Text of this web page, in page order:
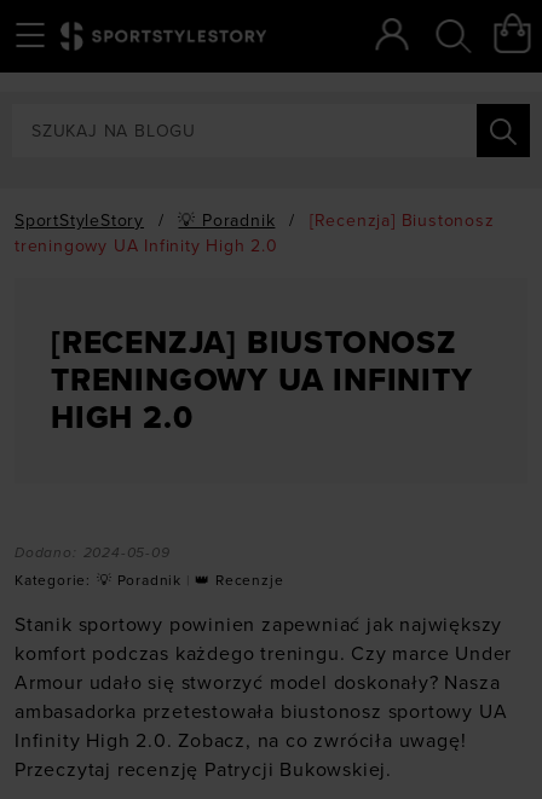
SportStyleStory / 💡 Poradnik /
[Recenzja] Biustonosz
treningowy UA Infinity High 2.0
[RECENZJA] BIUSTONOSZ
TRENINGOWY UA INFINITY
HIGH 2.0
Dodano: 2024-05-09
Kategorie: 💡 Poradnik 👑 Recenzje
Stanik sportowy powinien zapewniać jak największy
komfort podczas każdego treningu. Czy marce Under
Armour udało się stworzyć model doskonały? Nasza
ambasadorka przetestowała biustonosz sportowy UA
Infinity High 2.0. Zobacz, na co zwróciła uwagę!
Przeczytaj recenzję Patrycji Bukowskiej.